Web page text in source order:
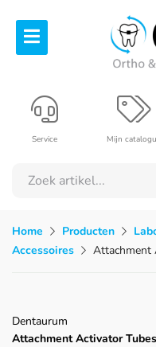
Mijn
Service
Home Producten
Accessoires
Attachment
Dentaurum
Attachment Activator